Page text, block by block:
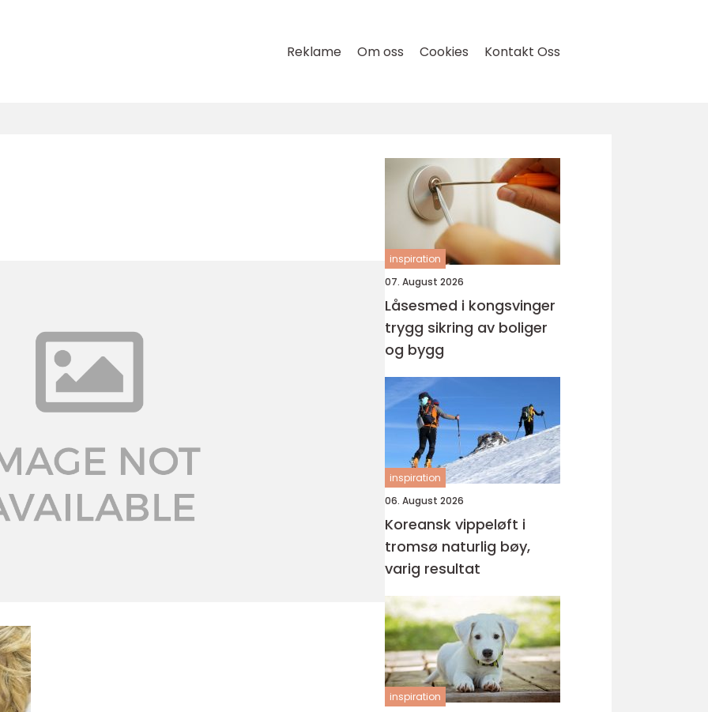
Reklame Om oss Cookies Kontakt Oss
inspiration
07. August 2026
Låsesmed i kongsvinger
trygg sikring av boliger
og bygg
inspiration
06. August 2026
Koreansk vippeløft i
tromsø naturlig bøy,
varig resultat
inspiration